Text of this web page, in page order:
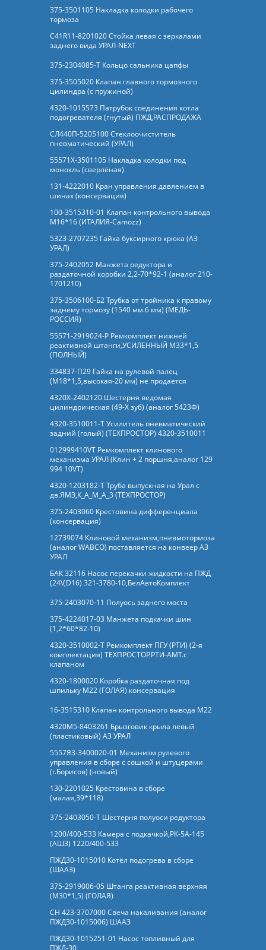
375-3501105 Накладка колодки рабочего
тормоза
C41R11-8201020 Стойка левая с зеркалами
заднего вида УРАЛ-NEXT
375-2304085-Т Кольцо сальника цапфы
375-3505020 Клапан главного тормозного
цилиндра (с пружиной)
4320-1015573 Патрубок соединения котла
подогревателя (гнутый) ПЖД,РАСПРОДАЖА
СЛ440П-5205100 Стеклоочиститель
пневматический (УРАЛ)
55571Х-3501105 Накладка колодки под
монокль (сверлёная)
131-4222010 Кран управления давлением в
шинах (консервация)
100-3515310-01 Клапан контрольного вывода
М16*16 (ИТАЛИЯ-Camozz)
5323-2707235 Гайка буксирного крюка (АЗ
УРАЛ)
375-2402052 Манжета редуктора и
раздаточной коробки 2,2-70*92-1 (аналог 210-
1701210)
375-3506100-Б2 Трубка от тройника к правому
заднему тормозу (1540 мм.6 мм) (МЕДЬ-
РОССИЯ)
55571-2919024-Р Ремкомплект нижней
реактивной штанги,УСИЛЕННЫЙ М33*1,5
(ПОЛНЫЙ)
334837-П29 Гайка на рулевой палец
(М18*1,5,высокая-20 мм) не продается
4320Х-2402120 Шестерня ведомая
цилиндрическая (49-Х зуб) (аналог 5423Ф)
4320-3510011-Т Усилитель пневматический
задний (голый) (ТЕХПРОСТОР) 4320-3510011
012999410VT Ремкомплект клинового
механизма УРАЛ (Клин + 2 поршня,аналог 129
994 10VT)
4320-1203182-Т Труба выпускная на Урал с
дв.ЯМЗ,К_А_М_А_3 (ТЕХПРОСТОР)
375-2403060 Крестовина дифференциала
(консервация)
12739074 Клиновой механизм,пневмотормоза
(аналог WABCO) поставляется на конвеер АЗ
УРАЛ
БАК 32116 Насос перекачки жидкости на ПЖД
(24V,D16) 321-3780-10,БелАвтоКомплект
375-2403070-11 Полуось заднего моста
375-4224017-03 Манжета подкачки шин
(1,2*60*82-10)
4320-3510002-Т Ремкомплект ПГУ (РТИ) (2-я
комплектация) ТЕХПРОСТОР.РТИ-АМТ.c
клапаном
4320-1800020 Коробка раздаточная под
шпильку М22 (ГОЛАЯ) консервация
16-3515310 Клапан контрольного вывода М22
4320М5-8403261 Брызговик крыла левый
(пластиковый) АЗ УРАЛ
5557Я3-3400020-01 Механизм рулевого
управления в сборе с сошкой и штуцерами
(г.Борисов) (новый)
130-2201025 Крестовина в сборе
(малая,39*118)
375-2403050-Т Шестерня полуоси редуктора
1200/400-533 Камера с подкачкой,РК-5А-145
(АШЗ) 1220/400-533
ПЖД30-1015010 Котёл подогрева в сборе
(ШААЗ)
375-2919006-05 Штанга реактивная верхняя
(М30*1,5) (ГОЛАЯ)
СН 423-3707000 Свеча накаливания (аналог
ПЖД30-1015006) ШААЗ
ПЖД30-1015251-01 Насос топливный для
ПЖД-30